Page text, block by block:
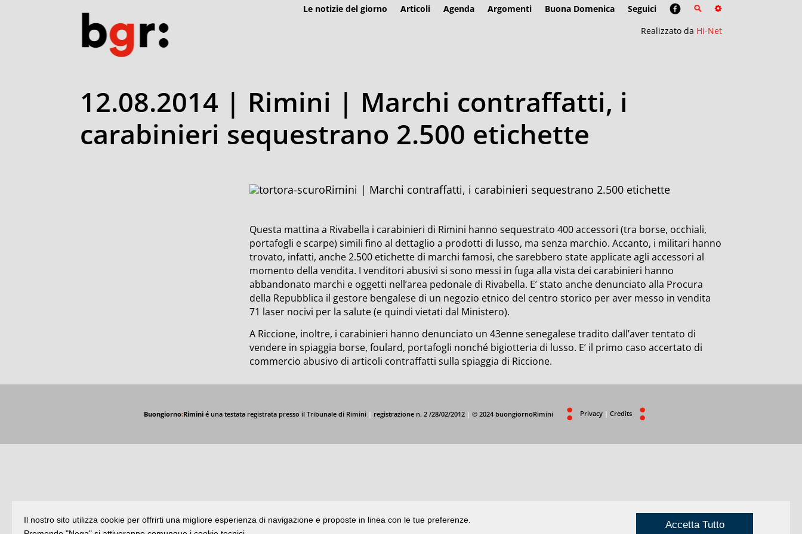
Le notizie del giorno Articoli Agenda Argomenti Buona Domenica
Seguici
Realizzato da Hi-Net
12.08.2014 | Rimini | Marchi contraffatti, i
carabinieri sequestrano 2.500 etichette
Rimini | Marchi contraffatti, i carabinieri sequestrano 2.500 etichette
Questa mattina a Rivabella i carabinieri di Rimini hanno sequestrato 400 accessori (tra borse, occhiali,
portafogli e scarpe) simili fino al dettaglio a prodotti di lusso, ma senza marchio. Accanto, i militari hanno
trovato, infatti, anche 2.500 etichette di marchi famosi, che sarebbero state applicate agli accessori al
momento della vendita. I venditori abusivi si sono messi in fuga alla vista dei carabinieri hanno
abbandonato marchi e oggetti nell’area pedonale di Rivabella. E’ stato anche denunciato alla Procura
della Repubblica il gestore bengalese di un negozio etnico del centro storico per aver messo in vendita
71 laser nocivi per la salute (e quindi vietati dal Ministero).
A Riccione, inoltre, i carabinieri hanno denunciato un 43enne senegalese tradito dall’aver tentato di
vendere in spiaggia borse, foulard, portafogli nonché bigiotteria di lusso. E’ il primo caso accertato di
commercio abusivo di articoli contraffatti sulla spiaggia di Riccione.
Buongiorno:Riminié una testata registrata presso il Tribunale di Rimini | registrazione n. 2 /28/02/2012 | © 2024 buongiornoRimini Privacy | Credits
Il nostro sito utilizza cookie per offrirti una migliore esperienza di navigazione e proposte in linea con le tue preferenze.
Accetta Tutto